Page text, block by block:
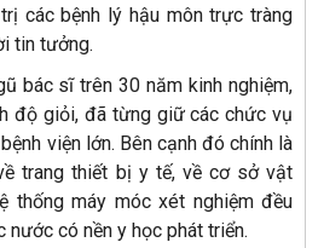
các bệnh lý hậu môn trực tràng
tin tưởng.
bác sĩ trên 30 năm kinh nghiệm,
độ giỏi, đã từng giữ các chức vụ
viện lớn. Bên cạnh đó chính là
trang thiết bị y tế, về cơ sở vật
thống máy móc xét nghiệm đều
có nền y học phát triển.